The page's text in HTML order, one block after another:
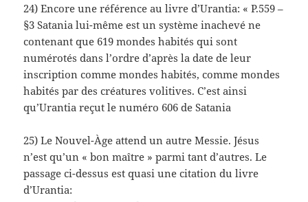
24) Encore une référence au livre d’Urantia: « P.559 –
§3 Satania lui-même est un système inachevé ne
contenant que 619 mondes habités qui sont
numérotés dans l’ordre d’après la date de leur
inscription comme mondes habités, comme mondes
habités par des créatures volitives. C’est ainsi
qu’Urantia reçut le numéro 606 de Satania
25) Le Nouvel-Àge attend un autre Messie. Jésus
n’est qu’un « bon maître » parmi tant d’autres. Le
passage ci-dessus est quasi une citation du livre
d’Urantia: